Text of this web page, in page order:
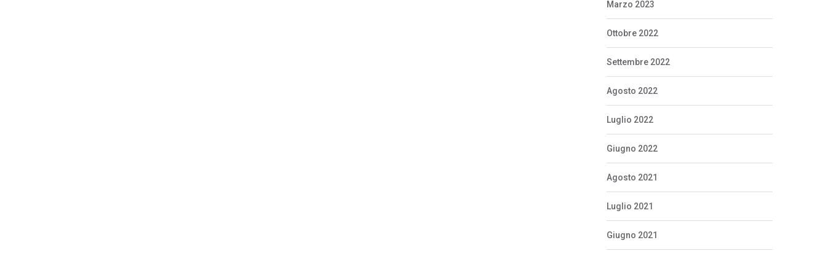
Marzo 2023
Ottobre 2022
Settembre 2022
Agosto 2022
Luglio 2022
Giugno 2022
Agosto 2021
Luglio 2021
Giugno 2021